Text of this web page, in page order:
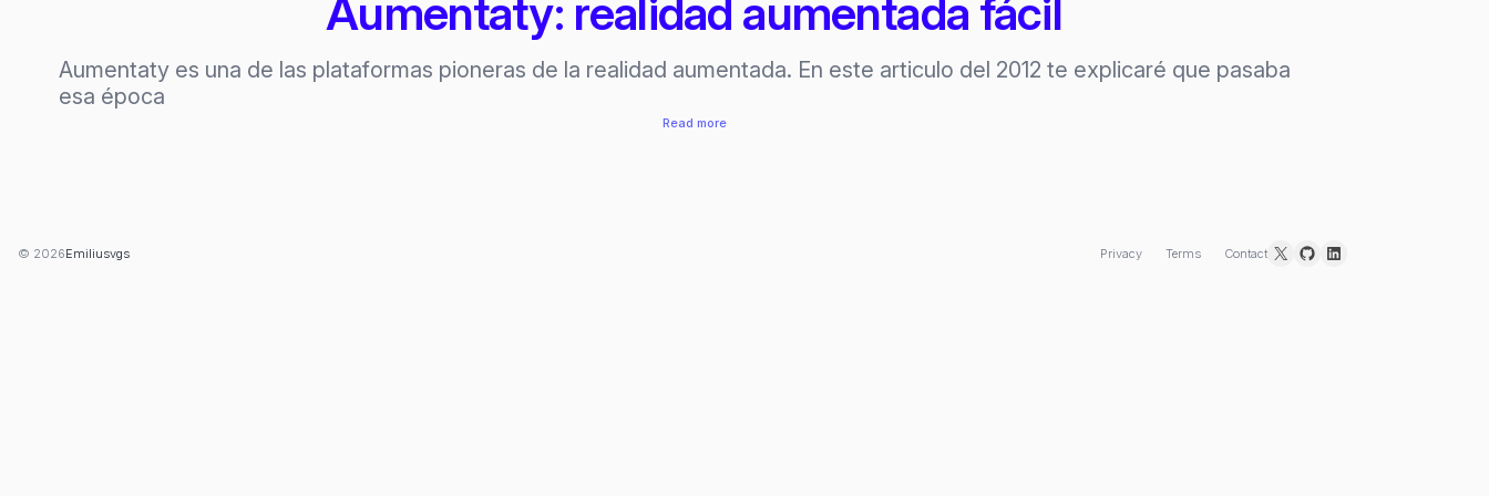
Aumentaty: realidad aumentada fácil
Aumentaty es una de las plataformas pioneras de la realidad aumentada. En este articulo del 2012 te explicaré que pasaba
esa época
Read more:
© 2026Emiliusvgs Privacy Terms Contact X GitHubLinkedIn